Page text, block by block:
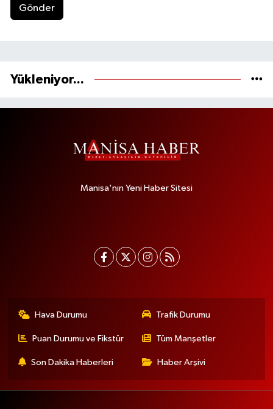
Gönder
Yükleniyor...
Manisa'nın Yeni Haber Sitesi
Hava Durumu Trafik Durumu
Puan Durumu ve Fikstür Tüm Manşetler
Son Dakika Haberleri Haber Arşivi